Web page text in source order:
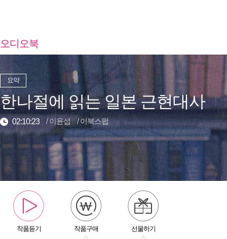
오디오북
요약
한나절에 읽는 일본 근현대사
02:10:23 /이윤섭 /이북스펍
작품듣기 작품구매 선물하기